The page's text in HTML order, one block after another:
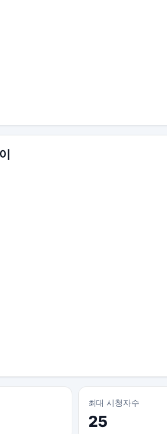
최대 시청자수
25